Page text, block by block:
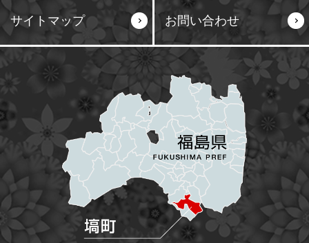
サイトマップ お問い合わせ
塙町